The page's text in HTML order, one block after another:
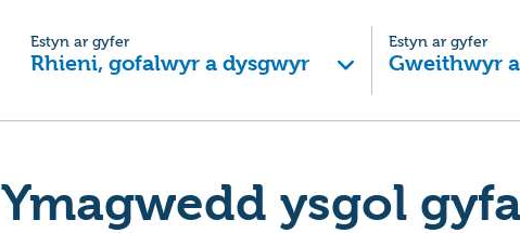
Estyn ar gyfer
Rhieni, gofalwyr a dysgwyr
Estyn ar gyfer
Gweithwyr
Ymagwedd ysgol